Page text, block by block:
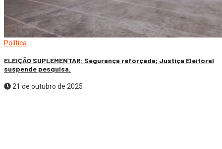
Política
ELEIÇÃO SUPLEMENTAR: Segurança reforçada; Justiça Eleitoral
suspende pesquisa.
21 de outubro de 2025